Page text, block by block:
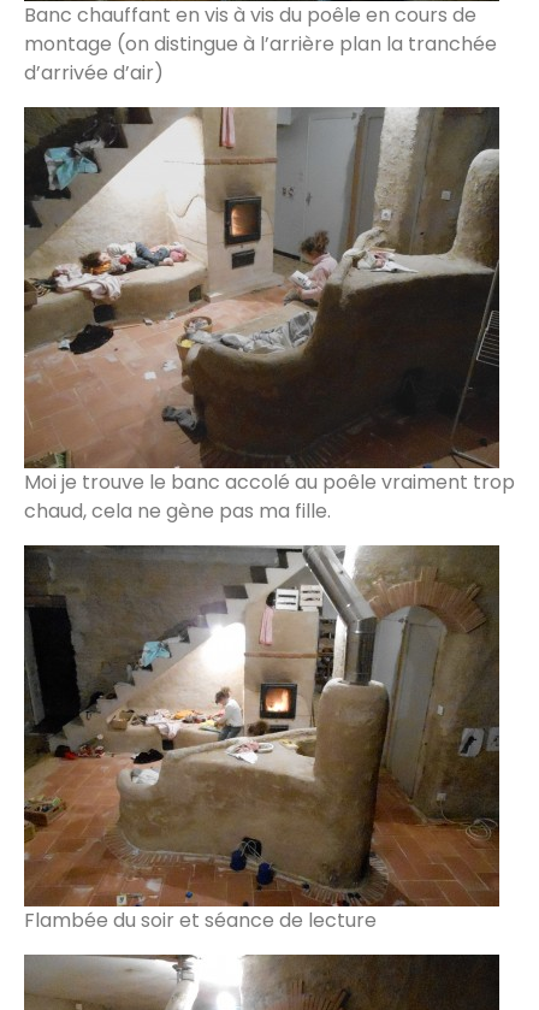
Banc chauffant en vis à vis du poêle en cours de
montage (on distingue à l’arrière plan la tranchée
d’arrivée d’air)
Moi je trouve le banc accolé au poêle vraiment trop
chaud, cela ne gène pas ma fille.
Flambée du soir et séance de lecture